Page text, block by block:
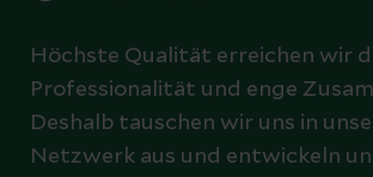
Höchste Qualität erreichen wir
Professionalität und enge
Deshalb tauschen wir uns in
Netzwerk aus und entwickeln